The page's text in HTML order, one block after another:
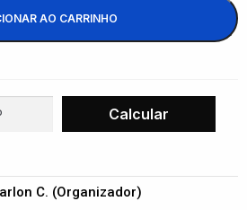
AO CARRINHO
C. (Organizador)